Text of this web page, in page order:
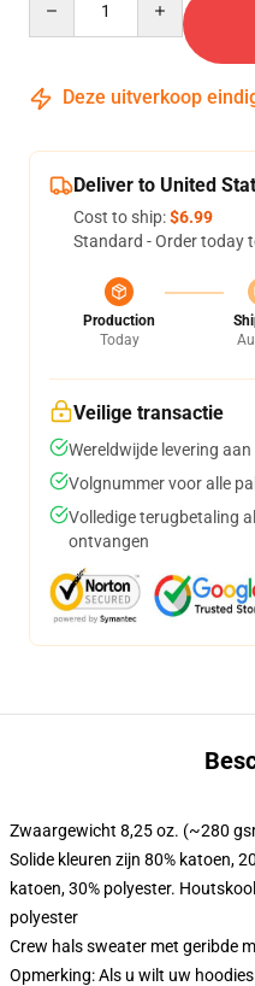
Deze uitverkoop
Deliver to United
Cost to ship:$6.99
Standard - Order today
Production
Today
Veilige transactie
Wereldwijde levering
Volgnummer voor alle
Volledige terugbetaling
ontvangen
Zwaargewicht 8,25 oz. (~280
Solide kleuren zijn 80% katoen,
katoen, 30% polyester.
polyester
Crew hals sweater met geribde
Opmerking: Als u wilt uw